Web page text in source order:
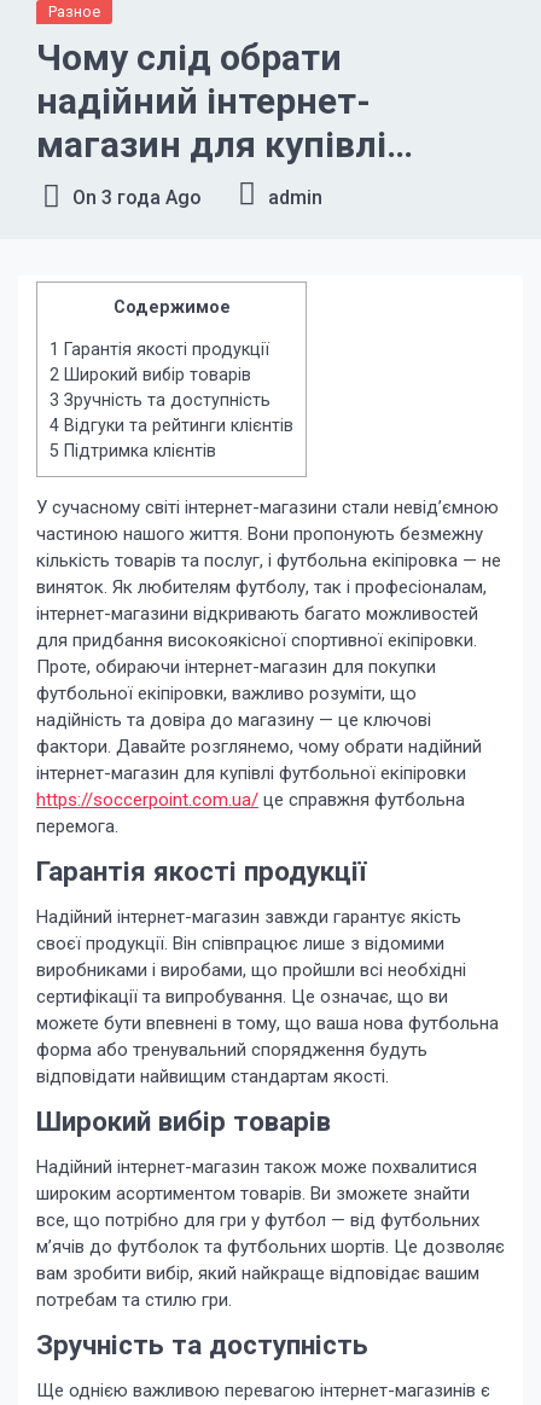
Разное
Чому слід обрати
надійний інтернет-
магазин для купівлі
футбольної екіпіровки
On 3 года Ago admin
Содержимое
1 Гарантія якості продукції
2 Широкий вибір товарів
3 Зручність та доступність
4 Відгуки та рейтинги клієнтів
5 Підтримка клієнтів
У сучасному світі інтернет-магазини стали невід’ємною
частиною нашого життя. Вони пропонують безмежну
кількість товарів та послуг, і футбольна екіпіровка — не
виняток. Як любителям футболу, так і професіоналам,
інтернет-магазини відкривають багато можливостей
для придбання високоякісної спортивної екіпіровки.
Проте, обираючи інтернет-магазин для покупки
футбольної екіпіровки, важливо розуміти, що
надійність та довіра до магазину — це ключові
фактори. Давайте розглянемо, чому обрати надійний
інтернет-магазин для купівлі футбольної екіпіровки
https://soccerpoint.com.ua/ це справжня футбольна
перемога.
Гарантія якості продукції
Надійний інтернет-магазин завжди гарантує якість
своєї продукції. Він співпрацює лише з відомими
виробниками і виробами, що пройшли всі необхідні
сертифікації та випробування. Це означає, що ви
можете бути впевнені в тому, що ваша нова футбольна
форма або тренувальний спорядження будуть
відповідати найвищим стандартам якості.
Широкий вибір товарів
Надійний інтернет-магазин також може похвалитися
широким асортиментом товарів. Ви зможете знайти
все, що потрібно для гри у футбол — від футбольних
м’ячів до футболок та футбольних шортів. Це дозволяє
вам зробити вибір, який найкраще відповідає вашим
потребам та стилю гри.
Зручність та доступність
Ще однією важливою перевагою інтернет-магазинів є